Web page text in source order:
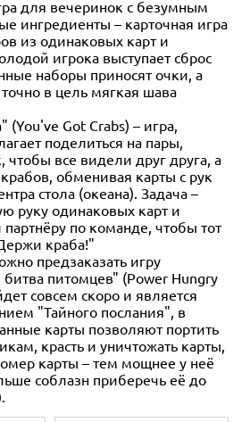
для вечеринок с безумным
ингредиенты – карточная игра
из одинаковых карт и
игрока выступает сброс
наборы приносят очки, а
в цель мягкая шава
Got Crabs) – игра,
поделиться на пары,
чтобы все видели друг друга, а
обменивая карты с рук
стола (океана). Задача –
руку одинаковых карт и
партнёру по команде, чтобы тот
краба!"
предзаказать игру
питомцев" (Power Hungry
совсем скоро и является
"Тайного послания", в
карты позволяют портить
красть и уничтожать карты,
карты – тем мощнее у неё
соблазн приберечь её до